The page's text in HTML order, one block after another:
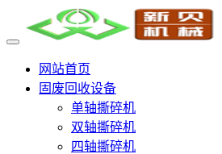
网站首页
固废回收设备
单轴撕碎机
双轴撕碎机
四轴撕碎机